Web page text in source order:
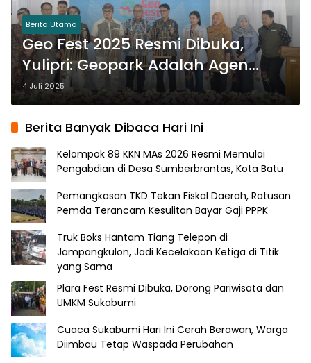
Berita Utama
Geo Fest 2025 Resmi Dibuka,
Yulipri: Geopark Adalah Agen
Strategis Pembangunan
Berkelanjutan
4 Juli 2025
Berita Banyak Dibaca Hari Ini
Kelompok 89 KKN MAs 2026 Resmi Memulai
Pengabdian di Desa Sumberbrantas, Kota Batu
Pemangkasan TKD Tekan Fiskal Daerah, Ratusan
Pemda Terancam Kesulitan Bayar Gaji PPPK
Truk Boks Hantam Tiang Telepon di
Jampangkulon, Jadi Kecelakaan Ketiga di Titik
yang Sama
Plara Fest Resmi Dibuka, Dorong Pariwisata dan
UMKM Sukabumi
Cuaca Sukabumi Hari Ini Cerah Berawan, Warga
Diimbau Tetap Waspada Perubahan